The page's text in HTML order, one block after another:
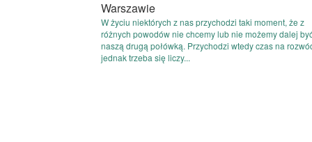
W życiu niektórych z nas przychodzi taki moment, że z
różnych powodów nie chcemy lub nie możemy dalej
naszą drugą połówką. Przychodzi wtedy czas na
jednak trzeba się liczy...